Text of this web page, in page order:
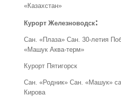
«Казахстан»
Курорт Железноводск:
Сан. «Плаза» Сан. 30-летия
«Машук Аква-терм»
Курорт Пятигорск
Сан. «Родник» Сан. «Машук»
Кирова